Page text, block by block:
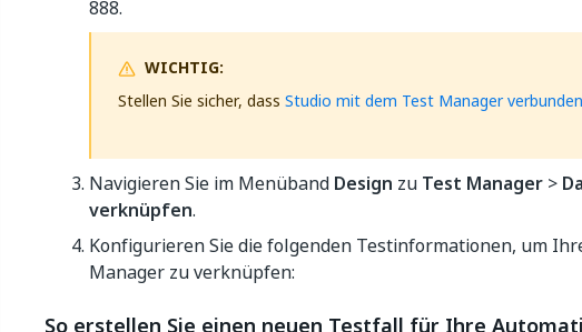
888.
WICHTIG:
Stellen Sie sicher, dass Studio mit dem Test Manager
Navigieren Sie im Menüband Design zu Test Manager >
verknüpfen.
Konfigurieren Sie die folgenden Testinformationen, um
Manager zu verknüpfen:
So erstellen Sie einen neuen Testfall für Ihre